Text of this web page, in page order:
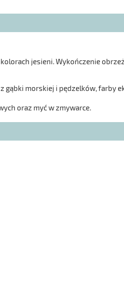
jesieni. Wykończenie
gąbki morskiej i pędzelków, farby
oraz myć w zmywarce.